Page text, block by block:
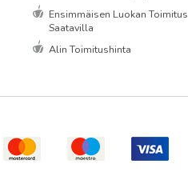
Ensimmäisen Luokan Toimitus
Saatavilla
Alin Toimitushinta